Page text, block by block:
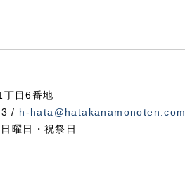
目6番地
/ h-hata@hatakanamonoten.com
曜日・祝祭日